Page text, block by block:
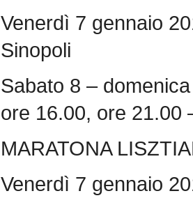
Venerdì 7 gennaio
Sinopoli
Sabato 8 –
ore 16.00, ore 21.00
MARATONA
Venerdì 7 gennaio